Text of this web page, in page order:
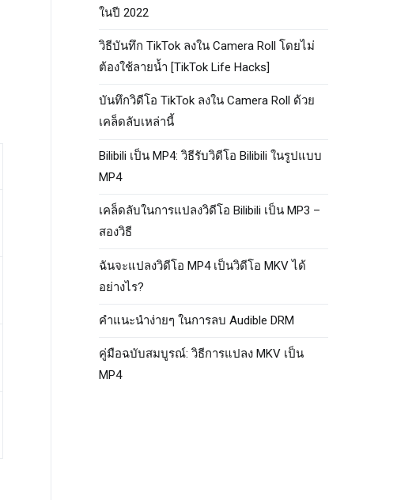
ในปี 2022
วิธีบันทึก TikTok ลงใน Camera Roll โดยไม่
ต้องใช้ลายน้ำ [TikTok Life Hacks]
บันทึกวิดีโอ TikTok ลงใน Camera Roll ด้วย
เคล็ดลับเหล่านี้
Bilibili เป็น MP4: วิธีรับวิดีโอ Bilibili ในรูปแบบ
MP4
เคล็ดลับในการแปลงวิดีโอ Bilibili เป็น MP3 –
สองวิธี
ฉันจะแปลงวิดีโอ MP4 เป็นวิดีโอ MKV ได้
อย่างไร?
คำแนะนำง่ายๆ ในการลบ Audible DRM
คู่มือฉบับสมบูรณ์: วิธีการแปลง MKV เป็น
MP4